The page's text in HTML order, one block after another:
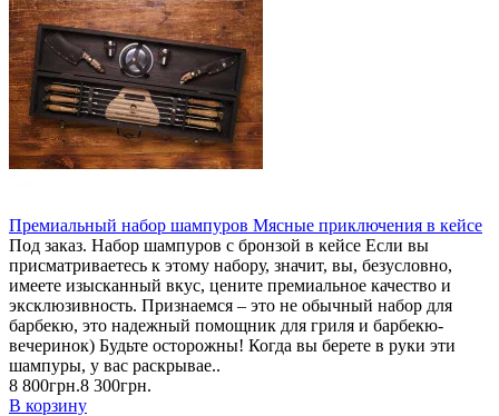
Премиальный набор шампуров Мясные приключения в кейсе
Под заказ. Набор шампуров с бронзой в кейсе Если вы
присматриваетесь к этому набору, значит, вы, безусловно,
имеете изысканный вкус, цените премиальное качество и
эксклюзивность. Признаемся – это не обычный набор для
барбекю, это надежный помощник для гриля и барбекю-
вечеринок) Будьте осторожны! Когда вы берете в руки эти
шампуры, у вас раскрывае..
8 800грн.8 300грн.
В корзину